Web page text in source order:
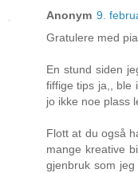
Anonym 9.
Gratulere med
En stund siden
fiffige tips ja,, ble
jo ikke noe plass
Flott at du også
mange kreative
gjenbruk som